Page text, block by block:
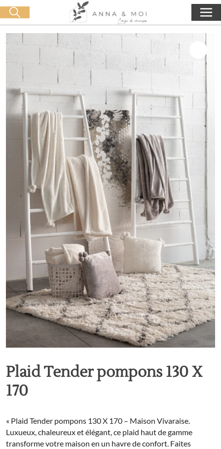
Livraison offerte dès 60€ d'achat 0,00€
Lancer la recherche
Plaid Tender pompons 130 X
170
« Plaid Tender pompons 130 X 170 – Maison Vivaraise.
Luxueux, chaleureux et élégant, ce plaid haut de gamme
transforme votre maison en un havre de confort. Faites